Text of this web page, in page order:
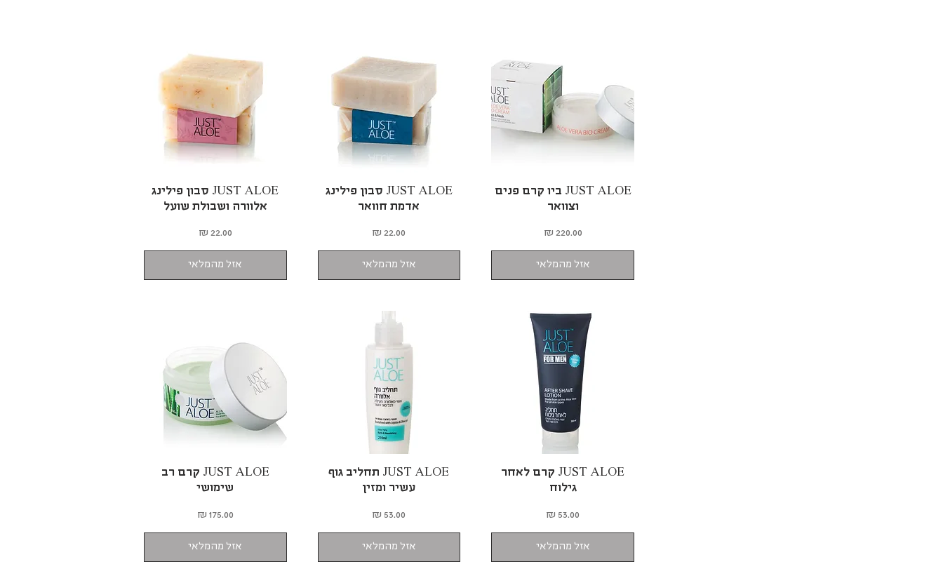
תצוגה מהירהJUST ALOE ביו קרם פנים
וצוואר
מחיר
אזל מהמלאי
תצוגה מהירהJUST ALOE סבון פילינג
אדמת חוואר
מחיר
אזל מהמלאי
תצוגה מהירהJUST ALOE סבון פילינג
אלוורה ושבולת שועל
מחיר
אזל מהמלאי
תצוגה מהירהJUST ALOE קרם לאחר
גילוח
מחיר
אזל מהמלאי
תצוגה מהירהJUST ALOE תחליב גוף
עשיר ומזין
מחיר
אזל מהמלאי
תצוגה מהירהJUST ALOE קרם רב
שימושי
מחיר
אזל מהמלאי